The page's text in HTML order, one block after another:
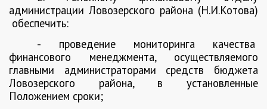
администрации Ловозерского района (Н.И.Котова)
обеспечить:
- проведение мониторинга качества
финансового менеджмента, осуществляемого
главными администраторами средств бюджета
Ловозерского района, в установленные
Положением сроки;